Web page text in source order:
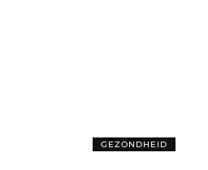
GEZONDHEID